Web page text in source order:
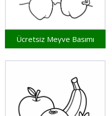
Ücretsiz Meyve Basımı